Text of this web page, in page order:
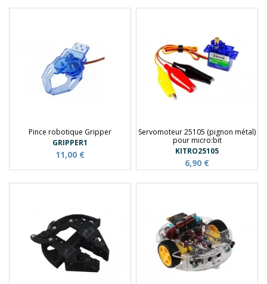
Pince robotique Gripper
GRIPPER1
11,00 €
Servomoteur 25105 (pignon métal)
pour micro:bit
KITRO25105
6,90 €